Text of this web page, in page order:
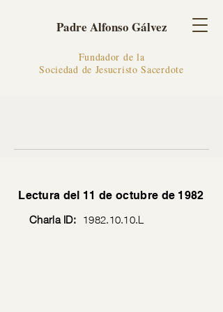
Padre Alfonso Gálvez
Fundador de la
Sociedad de Jesucristo Sacerdote
Lectura del 11 de octubre de 1982
Charla ID: 1982.10.10.L